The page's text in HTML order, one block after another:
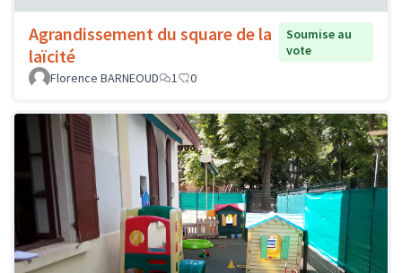
Agrandissement du square de la
laïcité
Soumise au
vote
Florence BARNEOUD
1 0